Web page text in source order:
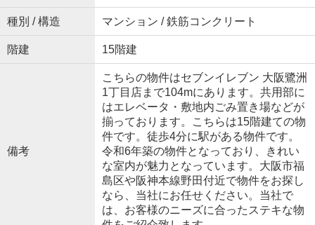
種別 / 構造 マンション / 鉄筋コンクリート
階建 15階建
備考
こちらの物件はセブンイレブン 大阪鷺洲
1丁目店まで104mにあります。共用部に
はエレベータ・敷地内ごみ置き場などが
揃っております。こちらは15階建ての物
件です。徒歩4分に駅がある物件です。
令和6年築の物件となっており、きれい
な室内が魅力となっています。大阪市福
島区や阪神本線野田付近で物件をお探し
なら、当社にお任せください。当社で
は、お客様のニーズに合ったステキな物